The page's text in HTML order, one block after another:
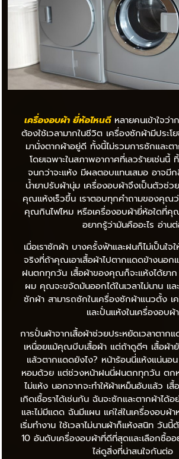
เครื่องอบผ้า ยี่ห้อไหนดีหลายคนเข้าใจว่า
ต้องใช้เวลามากในชีวิต เครื่องซักผ้ามีประ
มานั่งตากผ้าอยู่ดี ทั้งนี้ไม่รวมการซักและ
โดยเฉพาะในสภาพอากาศที่เลวร้ายเช่น
จนกว่าจะแห้ง มีผลตอบแทนเสมอ อาจมี
น้ำยาปรับผ้านุ่ม เครื่องอบผ้าจึงเป็นตัวช่ว
คุณแห้งเร็วขึ้น เราตอบทุกคำถามของคุณ
คุณกินไฟไหม หรือเครื่องอบผ้ายี่ห้อใดที่คุ
อยากรู้ว่ามันคืออะไร อ่าน
เมื่อเราซักผ้า บางครั้งฟ้าและฝนก็ไม่เป็นใจใ
จริงที่ถ้าคุณเอาเสื้อผ้าไปตากแดดข้างนอก
ฝนตกทุกวัน เสื้อผ้าของคุณก็จะแห้งได้ยาก
ผม คุณจะขจัดมันออกได้ในเวลาไม่นาน แล
ซักผ้า สามารถซักในเครื่องซักผ้าแนวตั้ง
และปั่นแห้งในเครื่องอบผ้า
การปั่นผ้าจากเสื้อผ้าช่วยประหยัดเวลาตาก
เหนื่อยแม้คุณบีบเสื้อผ้า แต่ถ้าดูดีๆ เสื้อผ้า
แล้วตากแดดยังไง? หน้าร้อนนี่แห้งแน่นอ
หอมด้วย แต่ช่วงหน้าฝนนี่ฝนตกทุกวัน ตก
ไม่แห้ง นอกจากจะทำให้ผ้าเหม็นอับแล้ว เสื้
เกิดเชื้อราได้เช่นกัน ฉันจะซักและตากผ้าได้
และไม่มีแดด ฉันมีแผน แค่ใส่ในเครื่องอบผ้
เริ่มทำงาน ใช้เวลาไม่นานผ้าก็แห้งสนิท วันนี้
10 อันดับเครื่องอบผ้าที่ดีที่สุดและเลือกซื้ออ
ไล่ดูสิ่งที่น่าสนใจกันต่อ